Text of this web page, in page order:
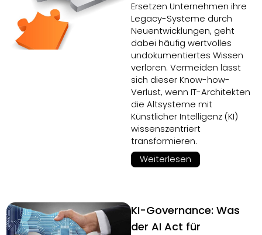
Ersetzen Unternehmen ihre
Legacy-Systeme durch
Neuentwicklungen, geht
dabei häufig wertvolles
undokumentiertes Wissen
verloren. Vermeiden lässt
sich dieser Know-how-
Verlust, wenn IT-Architekten
die Altsysteme mit
Künstlicher Intelligenz (KI)
wissenszentriert
transformieren.
Weiterlesen
KI-Governance: Was
der AI Act für